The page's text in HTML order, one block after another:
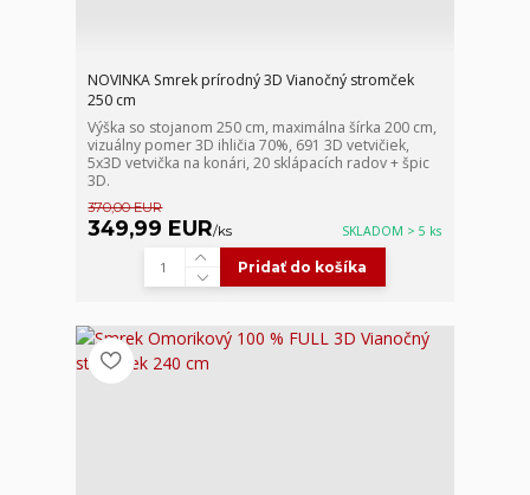
NOVINKA Smrek prírodný 3D Vianočný stromček
250 cm
Výška so stojanom 250 cm, maximálna šírka 200 cm,
vizuálny pomer 3D ihličia 70%, 691 3D vetvičiek,
5x3D vetvička na konári, 20 sklápacích radov + špic
3D.
370,00 EUR
349,99 EUR/ks SKLADOM > 5 ks
Pridať do košíka